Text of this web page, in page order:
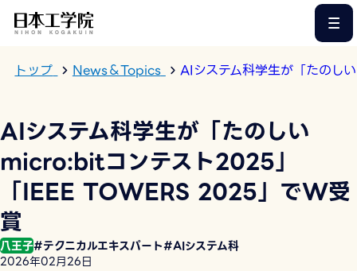
トップ News＆Topics AIシステム科学生が「たの
AIシステム科学生が「たのしい
micro:bitコンテスト2025」
「IEEE TOWERS 2025」でW受
賞
八王子#テクニカルエキスパート#AIシステム科
2026年02月26日